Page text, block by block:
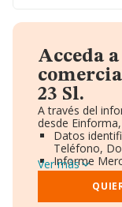
Acceda
23 Sl.
A través del
desde
Datos
Teléfono,
Informe
Gráficos de
Consejo de
Directivos y
Ver más